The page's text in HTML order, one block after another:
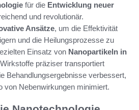
für die Entwicklung neuer
und revolutionär.
Ansätze, um die Effektivität
und die Heilungsprozesse zu
Einsatz von Nanopartikeln in
präziser transportiert
Behandlungsergebnisse verbessert,
von Nebenwirkungen minimiert.